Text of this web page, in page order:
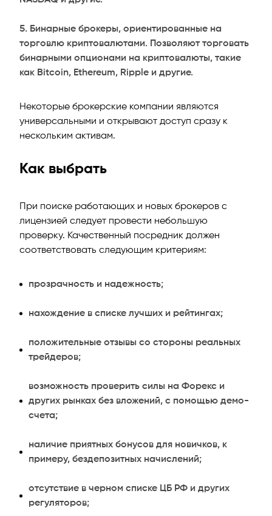
Бинарные брокеры, ориентированные на
торговлю криптовалютами. Позволяют торговать
бинарными опционами на криптовалюты, такие
как Bitcoin, Ethereum, Ripple и другие.
Некоторые брокерские компании являются
универсальными и открывают доступ сразу к
нескольким активам.
Как выбрать
При поиске работающих и новых брокеров с
лицензией следует провести небольшую
проверку. Качественный посредник должен
соответствовать следующим критериям:
прозрачность и надежность;
нахождение в списке лучших и рейтингах;
положительные отзывы со стороны реальных
трейдеров;
возможность проверить силы на Форекс и
других рынках без вложений, с помощью демо-
счета;
наличие приятных бонусов для новичков, к
примеру, бездепозитных начислений;
отсутствие в черном списке ЦБ РФ и других
регуляторов;